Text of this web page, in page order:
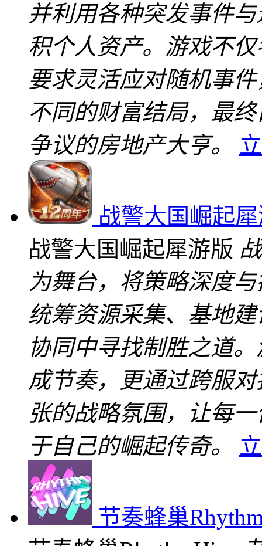
并利用各种突发事件
积个人资产。游戏不
要求灵活应对随机事
不同的财富结局，最
争议的房地产大亨。
战警大国崛起
战警大国崛起犀游版
为舞台，将策略深度
统筹资源采集、基地
协同中寻找制胜之道
成节奏，更通过跨服
张的战略氛围，让每
于自己的崛起传奇。
节奏蜂巢